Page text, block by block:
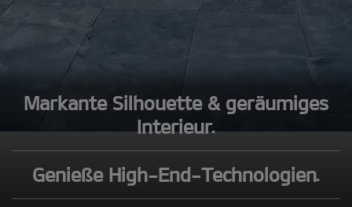
Markante Silhouette & geräumiges
Interieur.
Genieße High-End-Technologien.